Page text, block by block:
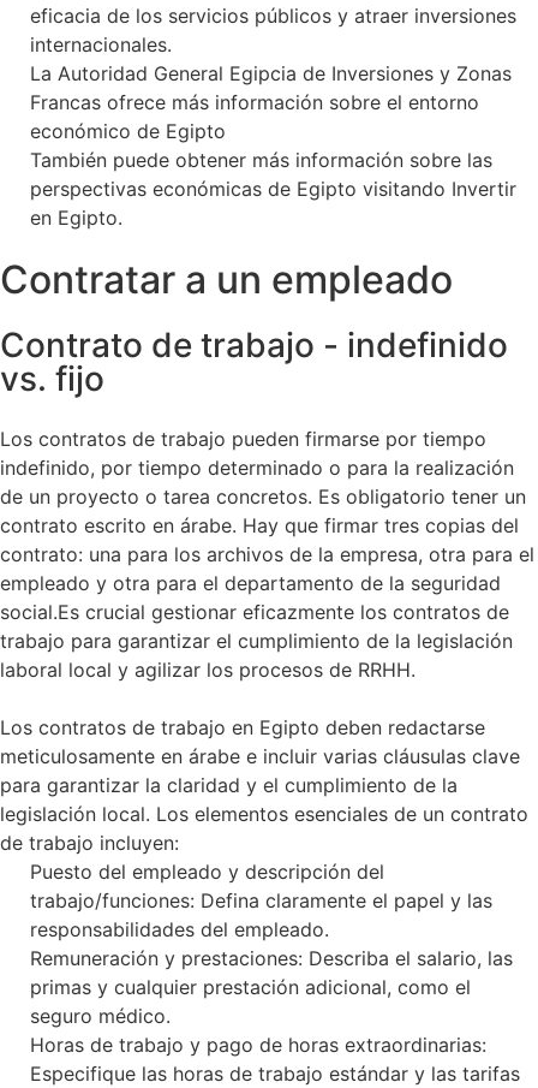
eficacia de los servicios públicos y atraer inversiones
internacionales.
La Autoridad General Egipcia de Inversiones y Zonas
Francas ofrece más información sobre el entorno
económico de Egipto
También puede obtener más información sobre las
perspectivas económicas de Egipto visitando Invertir
en Egipto.
Contratar a un empleado
Contrato de trabajo - indefinido
vs. fijo
Los contratos de trabajo pueden firmarse por tiempo
indefinido, por tiempo determinado o para la realización
de un proyecto o tarea concretos. Es obligatorio tener un
contrato escrito en árabe. Hay que firmar tres copias del
contrato: una para los archivos de la empresa, otra para el
empleado y otra para el departamento de la seguridad
social.Es crucial gestionar eficazmente los contratos de
trabajo para garantizar el cumplimiento de la legislación
laboral local y agilizar los procesos de RRHH.
Los contratos de trabajo en Egipto deben redactarse
meticulosamente en árabe e incluir varias cláusulas clave
para garantizar la claridad y el cumplimiento de la
legislación local. Los elementos esenciales de un contrato
de trabajo incluyen:
Puesto del empleado y descripción del
trabajo/funciones: Defina claramente el papel y las
responsabilidades del empleado.
Remuneración y prestaciones: Describa el salario, las
primas y cualquier prestación adicional, como el
seguro médico.
Horas de trabajo y pago de horas extraordinarias:
Especifique las horas de trabajo estándar y las tarifas